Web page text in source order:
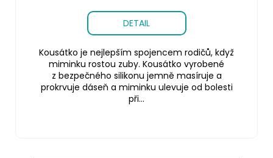
DETAIL
Kousátko je nejlepším spojencem rodičů, když
miminku rostou zuby. Kousátko vyrobené
z bezpečného silikonu jemně masíruje a
prokrvuje dáseň a miminku ulevuje od bolesti
při...